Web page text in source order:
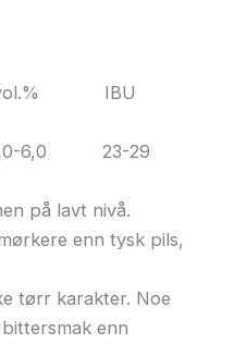
IBU
5,0-6,0 23-29
på lavt nivå.
enn tysk pils,
tørr karakter. Noe
enn